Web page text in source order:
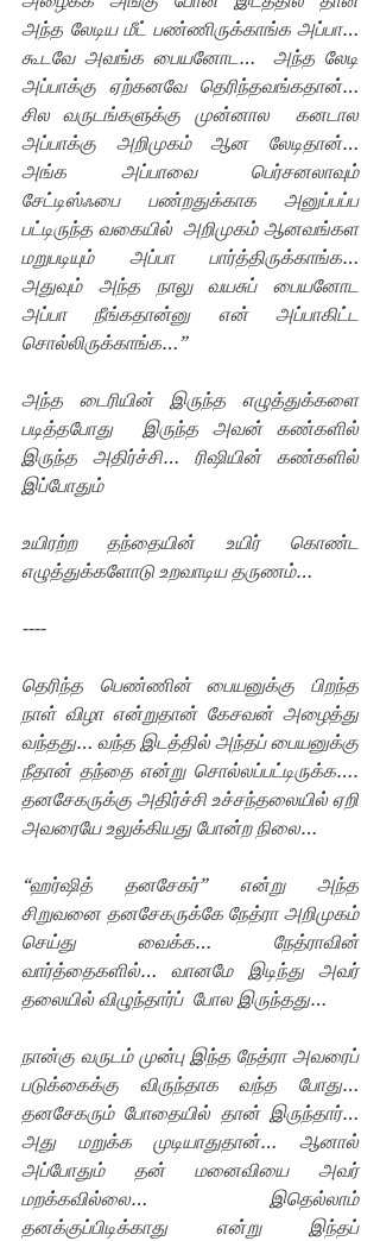
அந்த லேடிய மீட் பண்ணிருக்காங்க அப்பா…
கூடவே அவங்க பையனோட…  அந்த லேடி
அப்பாக்கு ஏற்கனவே தெரிந்தவங்கதான்…
சில வருடங்களுக்கு முன்னால  கனடால
அப்பாக்கு அறிமுகம் ஆன லேடிதான்…
அங்க அப்பாவை பெர்சனலாவும்
சேட்டிஸ்ஃபை பண்றதுக்காக அனுப்பப்ப
பட்டிருந்த வகையில்  அறிமுகம் ஆனவங்கள
மறுபடியும் அப்பா பார்த்திருக்காங்க…
அதுவும் அந்த நாலு வயசுப் பையனோட
அப்பா நீங்கதான்னு என் அப்பாகிட்ட
சொல்லிருக்காங்க…”
அந்த டைரியின் இருந்த எழுத்துக்களை
படித்தபோது  இருந்த அவன் கண்களில்
இருந்த அதிர்ச்சி… ரிஷியின் கண்களில்
இப்போதும்
உயிரற்ற தந்தையின் உயிர் கொண்ட
எழுத்துக்களோடு உறவாடிய தருணம்…
----
தெரிந்த பெண்ணின் பையனுக்கு பிறந்த
நாள் விழா என்றுதான் கேசவன் அழைத்து
வந்தது… வந்த இடத்தில் அந்தப் பையனுக்கு
நீதான் தந்தை என்று சொல்லப்பட்டிருக்க….
தனசேகருக்கு அதிர்ச்சி உச்சந்தலையில் ஏறி
அவரையே உலுக்கியது போன்ற நிலை…
“ஹர்ஷித் தனசேகர்” என்று அந்த
சிறுவனை தனசேகருக்கே நேத்ரா அறிமுகம்
செய்து வைக்க… நேத்ராவின்
வார்த்தைகளில்… வானமே இடிந்து அவர்
தலையில் விழுந்தார்ப்  போல இருந்தது…
நான்கு வருடம் முன்பு இந்த நேத்ரா அவரைப்
படுக்கைக்கு விருந்தாக வந்த போது…
தனசேகரும் போதையில் தான் இருந்தார்…
அது மறுக்க முடியாதுதான்… ஆனால்
அப்போதும் தன் மனைவியை அவர்
மறக்கவில்லை… இதெல்லாம்
தனக்குப்பிடிக்காது என்று இந்தப்